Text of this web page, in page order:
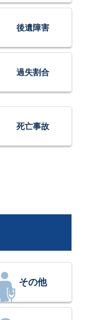
後遺障害
過失割合
死亡事故
その他